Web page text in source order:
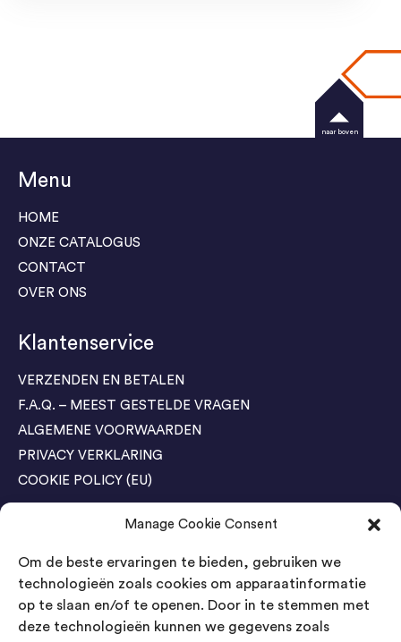
Manage Cookie Consent
Om de beste ervaringen te bieden, gebruiken we
technologieën zoals cookies om apparaatinformatie
op te slaan en/of te openen. Door in te stemmen met
deze technologieën kunnen we gegevens zoals
Menu
HOME
ONZE CATALOGUS
CONTACT
OVER ONS
Klantenservice
VERZENDEN EN BETALEN
F.A.Q. – MEEST GESTELDE VRAGEN
ALGEMENE VOORWAARDEN
PRIVACY VERKLARING
COOKIE POLICY (EU)
Agenda Trade Shows
04-05 November / SVG FAIR Winterswijk
Bestel GRATIS kaarten
Bestel GRATIS kaarten
naar boven